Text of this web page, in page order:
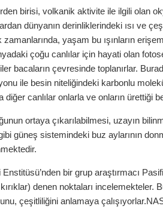
birisi, volkanik aktivite ile ilgili olan
dünyanın derinliklerindeki ısı ve
zamanlarında, yaşam bu ışınların
çoğu canlılar için hayati olan
bacaların çevresinde toplanırlar.
ile besin niteliğindeki karbonlu
diğer canlılar onlarla ve onların ürettiği
ortaya çıkarılabilmesi, uzayın
güneş sistemindeki buz aylarının
bir grup araştırmacı
denen noktaları
çeşitliliğini anlamaya